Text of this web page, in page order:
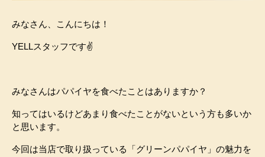
みなさん、こんにちは！
YELLスタッフです✌️
みなさんはパパイヤを食べたことはありますか？
知ってはいるけどあまり食べたことがないという方も多いか
と思います。
今回は当店で取り扱っている「グリーンパパイヤ」の魅力を